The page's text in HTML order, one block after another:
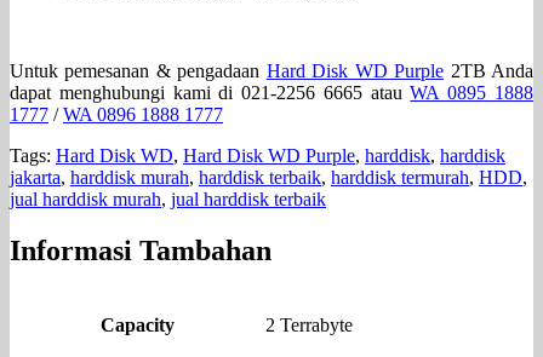
Untuk pemesanan & pengadaan Hard Disk WD Purple 2TB Anda
dapat menghubungi kami di 021-2256 6665 atauWA 0895 1888
1777 /WA 0896 1888 1777
Tags: Hard Disk WD, Hard Disk WD Purple, harddisk, harddisk
jakarta, harddisk murah, harddisk terbaik, harddisk termurah, HDD,
jual harddisk murah, jual harddisk terbaik
Informasi Tambahan
Capacity 2 Terrabyte